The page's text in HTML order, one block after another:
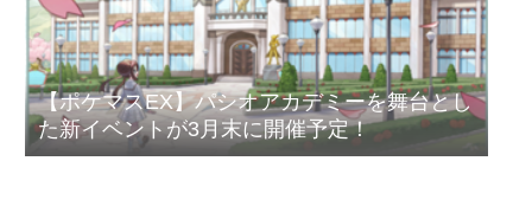
【ポケマスEX】パシオアカデミーを舞台とし
た新イベントが3月末に開催予定！